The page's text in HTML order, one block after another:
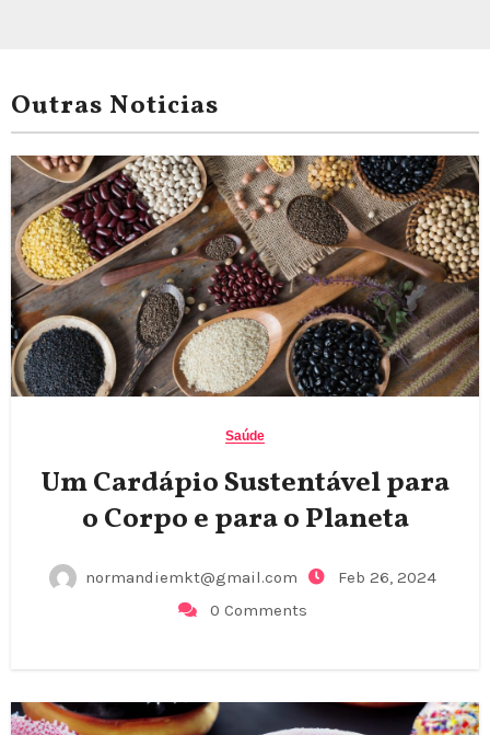
Outras Noticias
Saúde
Um Cardápio Sustentável para
o Corpo e para o Planeta
normandiemkt@gmail.com
Feb 26, 2024
0 Comments